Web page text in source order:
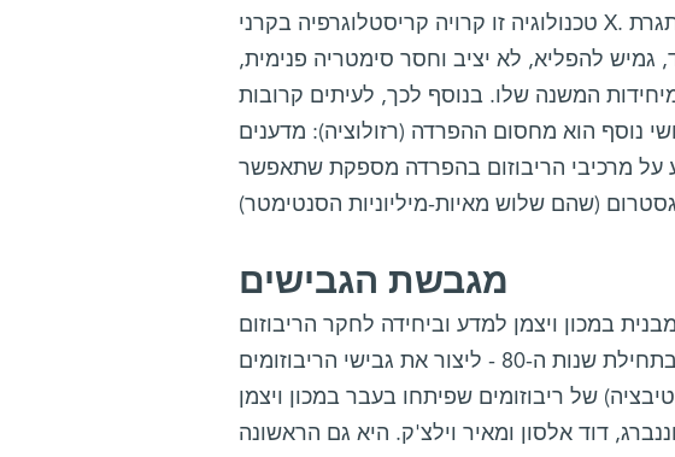
טכנולוגיה זו קרויה קריסטלוגרפיה בקרני X. אולם כאשר עוסקים בריבוזום, מדובר בבעיה מאתגרת
להפליא, לא יציב וחסר סימטריה פנימית,
המשנה שלו. בנוסף לכך, לעיתים קרובות
נוסף הוא מחסום ההפרדה (רזולוציה): מדענים
על מרכיבי הריבוזום בהפרדה מספקת שתאפשר
מגבשת הגבישים
במכון ויצמן למדע וביחידה לחקר הריבוזום
שבמכון מקס פלנק בגרמניה, הצליחה פרופ' יונת - בתחילת שנות ה-80 - ליצור את גבישי הריבוזומים
של ריבוזומים שפיתחו בעבר במכון ויצמן
דוד אלסון ומאיר וילצ'ק. היא גם הראשונה